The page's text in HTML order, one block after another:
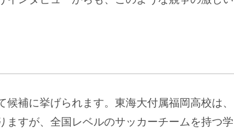
補に挙げられます。東海大付属福岡高校は、
すが、全国レベルのサッカーチームを持つ学